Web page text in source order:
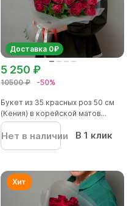
Доставка 0₽
10500 ₽ -50%
5 250 ₽
Букет из 35 красных роз 50 см
(Кения) в корейской матов...
Нет в наличии В 1 клик